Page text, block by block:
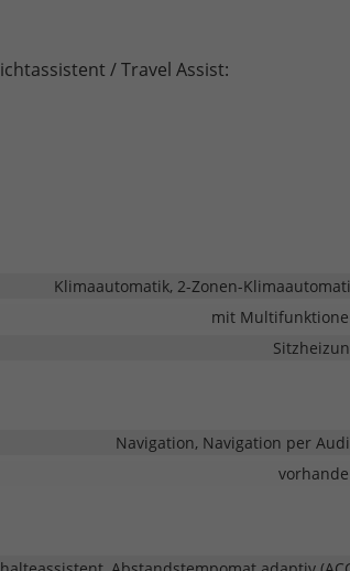
/ Travel Assist:
Klimaautomatik, 2-Zonen-
mit
Navigation, Navigation per